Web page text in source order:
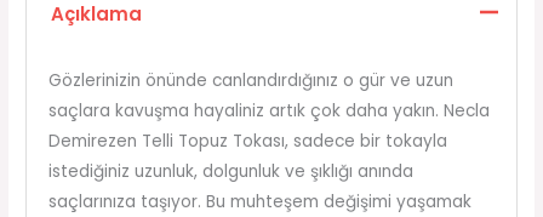
Açıklama
Gözlerinizin önünde canlandırdığınız o gür ve uzun
saçlara kavuşma hayaliniz artık çok daha yakın. Necla
Demirezen Telli Topuz Tokası, sadece bir tokayla
istediğiniz uzunluk, dolgunluk ve şıklığı anında
saçlarınıza taşıyor. Bu muhteşem değişimi yaşamak